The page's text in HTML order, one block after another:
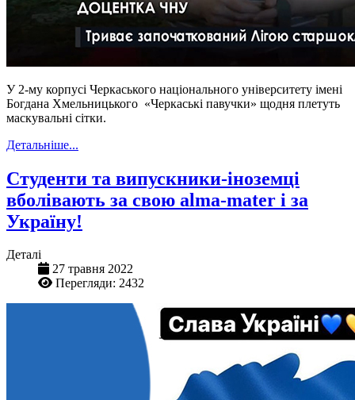
У 2-му корпусі Черкаського національного університету імені
Богдана Хмельницького «Черкаські павучки» щодня плетуть
маскувальні сітки.
Детальніше...
Студенти та випускники-іноземці
вболівають за свою alma-mater і за
Україну!
Деталі
27 травня 2022
Перегляди: 2432